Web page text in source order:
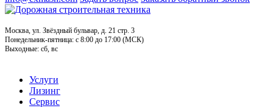
Москва, ул. Звёздный бульвар, д. 21 стр. 3
Понедельник-пятница: c 8:00 до 17:00 (МСК)
Выходные: сб, вс
Услуги
Лизинг
Сервис